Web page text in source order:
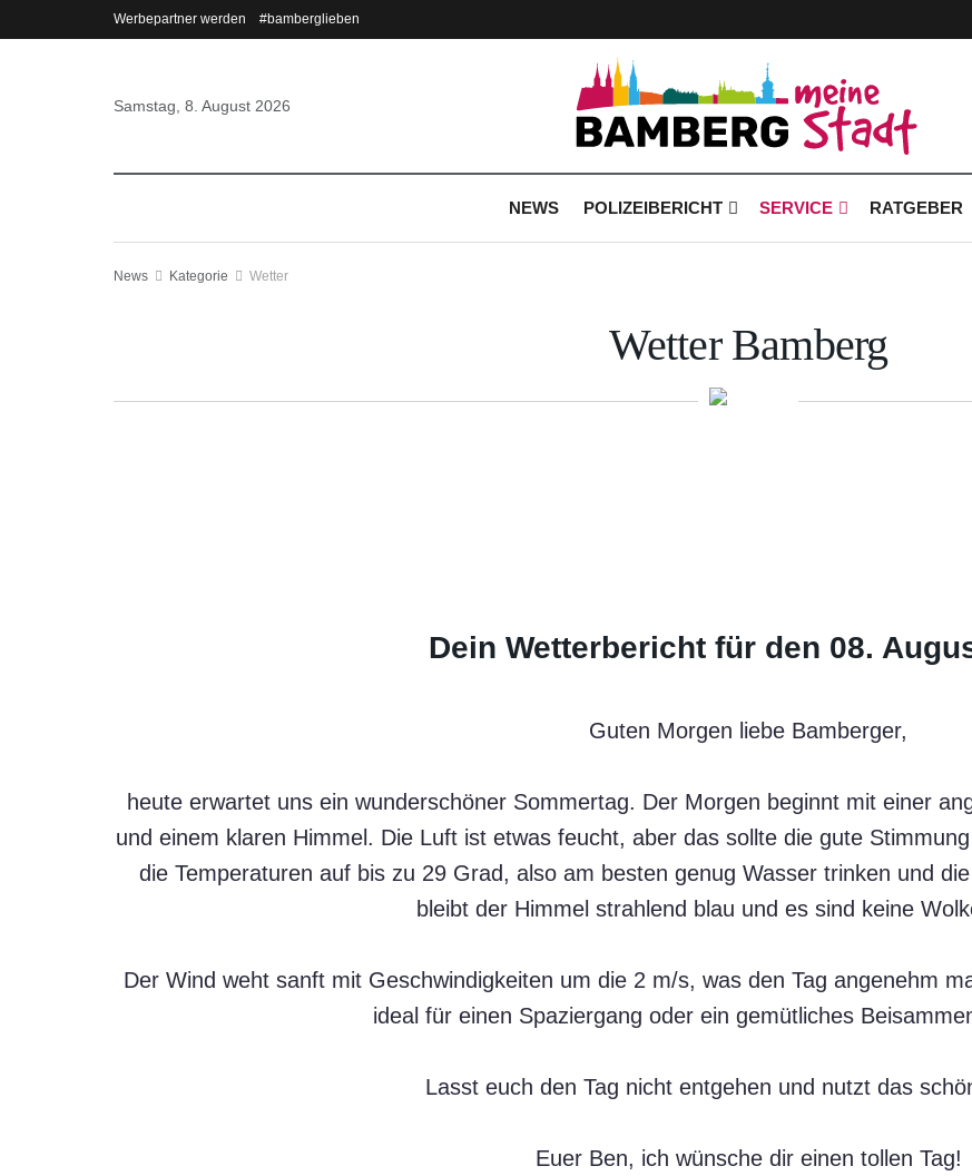
Werbepartner werden #bamberglieben
Samstag, 8. August 2026
NEWS POLIZEIBERICHT SERVICE RATGEBER
News Kategorie Wetter
Wetter Bamberg
Dein Wetterbericht für den 08.
Guten Morgen liebe Bamberger,
heute erwartet uns ein wunderschöner Sommertag. Der Morgen beginnt mit einer
und einem klaren Himmel. Die Luft ist etwas feucht, aber das sollte die gute
die Temperaturen auf bis zu 29 Grad, also am besten genug Wasser trinken und
bleibt der Himmel strahlend blau und es sind keine
Der Wind weht sanft mit Geschwindigkeiten um die 2 m/s, was den Tag angenehm
ideal für einen Spaziergang oder ein gemütliches
Lasst euch den Tag nicht entgehen und nutzt das
Euer Ben, ich wünsche dir einen tollen Tag!